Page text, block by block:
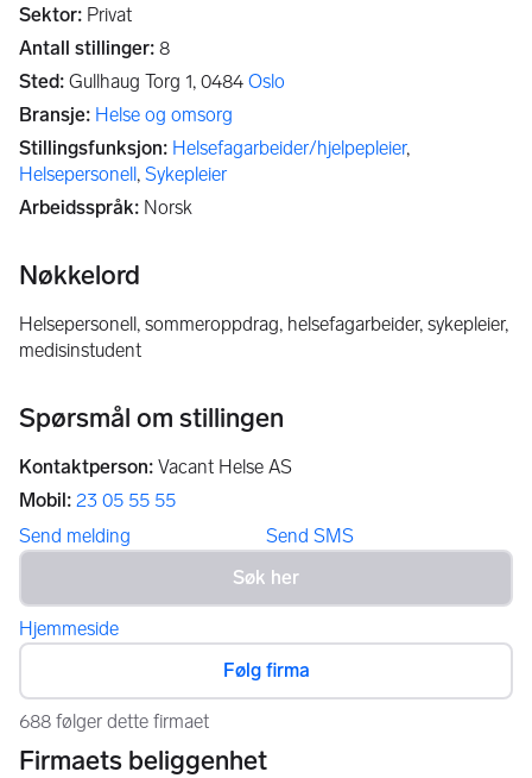
Sektor: Privat
Antall stillinger: 8
Sted: Gullhaug Torg 1, 0484 Oslo
Bransje: Helse og omsorg
Stillingsfunksjon: Helsefagarbeider/hjelpepleier,
Helsepersonell, Sykepleier
Arbeidsspråk: Norsk
Nøkkelord
helsepersonell, sommeroppdrag, helsefagarbeider, sykepleier,
medisinstudent
Spørsmål om stillingen
Kontaktperson: Vacant Helse AS
Mobil: 23 05 55 55
Send melding
Send SMS
Hjemmeside
Følg firma
688 følger dette firmaet
Firmaets beliggenhet